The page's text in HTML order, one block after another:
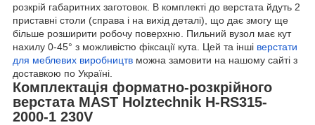
розкрій габаритних заготовок. В комплекті до верстата йдуть 2
приставні столи (справа і на вихід деталі), що дає змогу ще
більше розширити робочу поверхню. Пильний вузол має кут
нахилу 0-45° з можливістю фіксації кута. Цей та інші верстати
для меблевих виробництв можна замовити на нашому сайті з
доставкою по Україні.
Комплектація форматно-розкрійного
верстата MAST Holztechnik H-RS315-
2000-1 230V